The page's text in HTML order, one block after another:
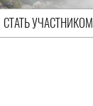
СТАТЬ УЧАСТНИКОМ